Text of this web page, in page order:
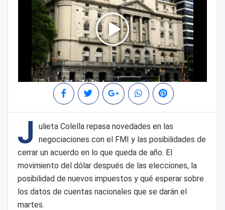
J
ulieta Colella repasa novedades en las
negociaciones con el FMI y las posibilidades de
cerrar un acuerdo en lo que queda de año. El
movimiento del dólar después de las elecciones, la
posibilidad de nuevos impuestos y qué esperar sobre
los datos de cuentas nacionales que se darán el
martes.